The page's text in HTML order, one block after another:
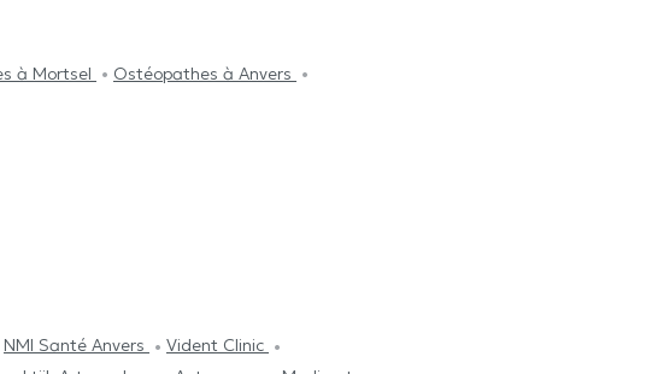
à Mortsel
Ostéopathes à Anvers
NMI Santé Anvers
Vident Clinic